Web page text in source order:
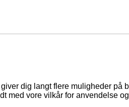
dig langt flere muligheder på
med vore vilkår for anvendelse